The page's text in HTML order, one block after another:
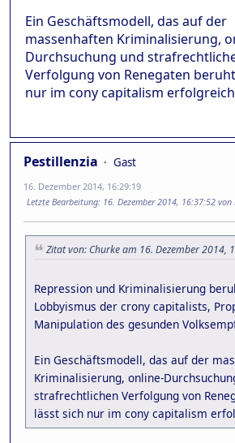
Ein Geschäftsmodell, das auf der
massenhaften Kriminalisierung,
Durchsuchung und
Verfolgung von Renegaten
nur im cony capitalism
Pestillenzia
Gast
16. Dezember 2014, 16:29:19
Letzte Bearbeitung: 16. Dezember 2014, 16:37:52 von
Zitat von: Churke am 16. Dezember 2014,
Repression und Kriminalisierung
Lobbyismus der crony capitalists,
Manipulation des gesunden
Ein Geschäftsmodell, das auf der
Kriminalisierung, online-
strafrechtlichen Verfolgung von
lässt sich nur im cony capitalism